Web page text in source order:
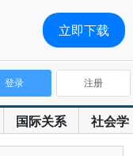
国际关系 社会学
登录 注册
立即下载